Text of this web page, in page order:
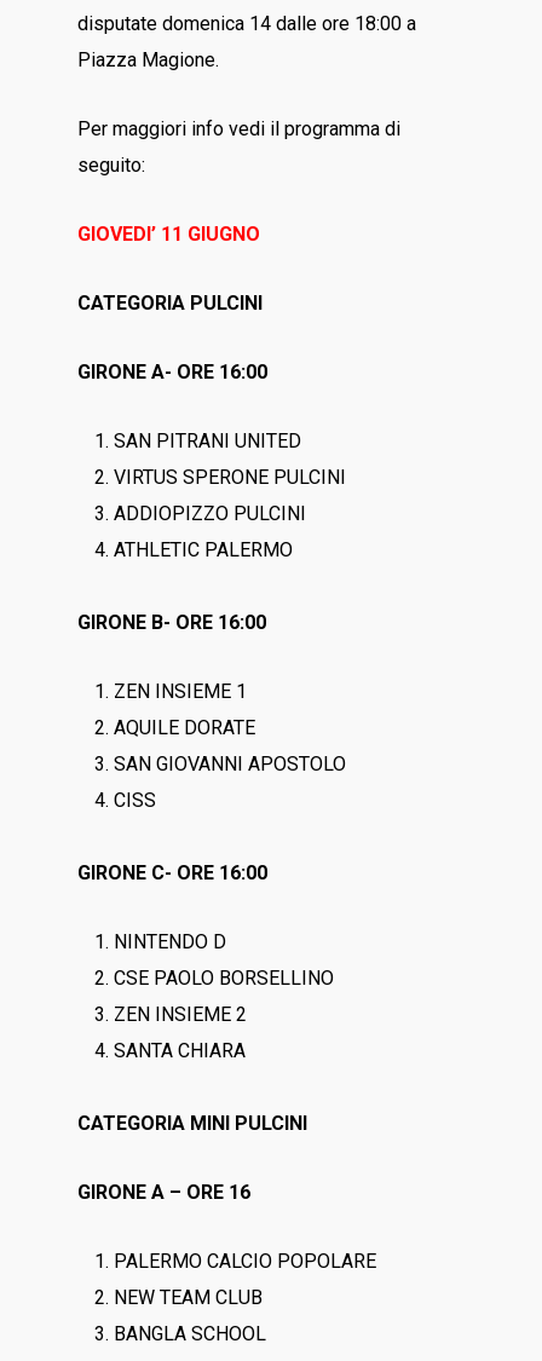
disputate domenica 14 dalle ore 18:00 a
Piazza Magione.
Per maggiori info vedi il programma di
seguito:
GIOVEDI’ 11 GIUGNO
CATEGORIA PULCINI
GIRONE A- ORE 16:00
SAN PITRANI UNITED
VIRTUS SPERONE PULCINI
ADDIOPIZZO PULCINI
ATHLETIC PALERMO
GIRONE B- ORE 16:00
ZEN INSIEME 1
AQUILE DORATE
SAN GIOVANNI APOSTOLO
CISS
GIRONE C- ORE 16:00
NINTENDO D
CSE PAOLO BORSELLINO
ZEN INSIEME 2
SANTA CHIARA
CATEGORIA MINI PULCINI
GIRONE A – ORE 16
PALERMO CALCIO POPOLARE
NEW TEAM CLUB
BANGLA SCHOOL